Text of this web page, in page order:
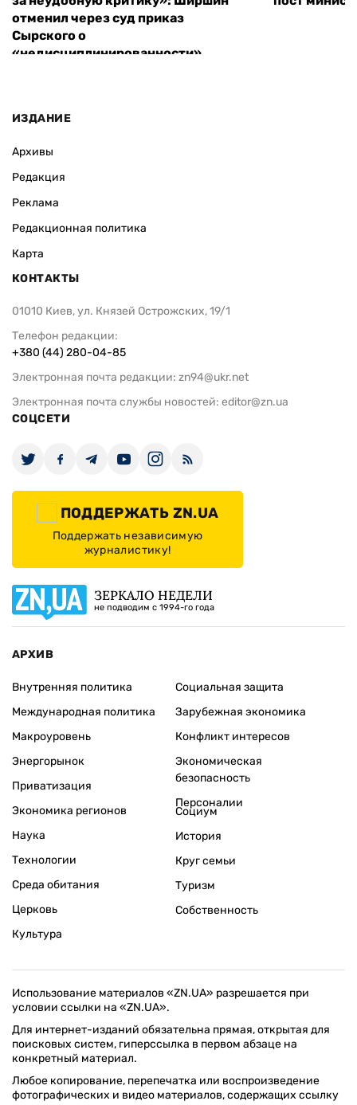
отменил через суд приказ
Сырского о
«недисциплинированности»
ИЗДАНИЕ
Архивы
Редакция
Реклама
Редакционная политика
Карта
КОНТАКТЫ
01010 Киев, ул. Князей Острожских, 19/1
Телефон редакции:
+380 (44) 280-04-85
Электронная почта редакции: zn94@ukr.net
Электронная почта службы новостей: editor@zn.ua
СОЦСЕТИ
ПОДДЕРЖАТЬ ZN.UA
Поддержать независимую
журналистику!
ЗЕРКАЛО НЕДЕЛИ
не подводим с 1994-го года
АРХИВ
Внутренняя политика
Международная политика
Макроуровень
Энергорынок
Приватизация
Экономика регионов
Социальная защита
Зарубежная экономика
Конфликт интересов
Экономическая
безопасность
Персоналии
Наука
Технологии
Среда обитания
Церковь
Культура
Социум
История
Круг семьи
Туризм
Собственность
Использование материалов «ZN.UA» разрешается при
условии ссылки на «ZN.UA».
Для интернет-изданий обязательна прямая, открытая для
поисковых систем, гиперссылка в первом абзаце на
конкретный материал.
Любое копирование, перепечатка или воспроизведение
фотографических и видео материалов, содержащих ссылку